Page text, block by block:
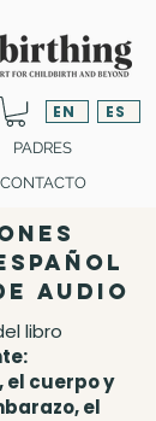
EN ES
PADRES
CONTACTO
audio
libro
el cuerpo y
el